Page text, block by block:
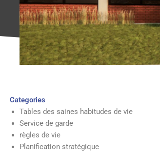
Categories
Tables des saines habitudes de vie
Service de garde
règles de vie
Planification stratégique